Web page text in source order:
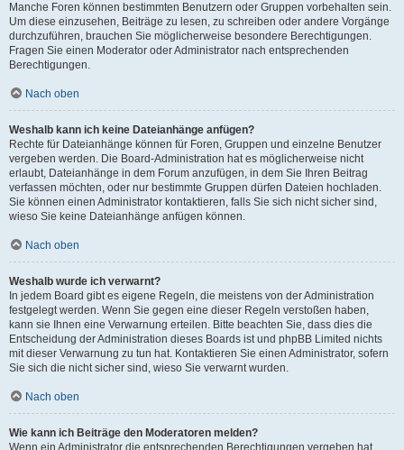
Manche Foren können bestimmten Benutzern oder Gruppen vorbehalten sein.
Um diese einzusehen, Beiträge zu lesen, zu schreiben oder andere Vorgänge
durchzuführen, brauchen Sie möglicherweise besondere Berechtigungen.
Fragen Sie einen Moderator oder Administrator nach entsprechenden
Berechtigungen.
Nach oben
Weshalb kann ich keine Dateianhänge anfügen?
Rechte für Dateianhänge können für Foren, Gruppen und einzelne Benutzer
vergeben werden. Die Board-Administration hat es möglicherweise nicht
erlaubt, Dateianhänge in dem Forum anzufügen, in dem Sie Ihren Beitrag
verfassen möchten, oder nur bestimmte Gruppen dürfen Dateien hochladen.
Sie können einen Administrator kontaktieren, falls Sie sich nicht sicher sind,
wieso Sie keine Dateianhänge anfügen können.
Nach oben
Weshalb wurde ich verwarnt?
In jedem Board gibt es eigene Regeln, die meistens von der Administration
festgelegt werden. Wenn Sie gegen eine dieser Regeln verstoßen haben,
kann sie Ihnen eine Verwarnung erteilen. Bitte beachten Sie, dass dies die
Entscheidung der Administration dieses Boards ist und phpBB Limited nichts
mit dieser Verwarnung zu tun hat. Kontaktieren Sie einen Administrator, sofern
Sie sich die nicht sicher sind, wieso Sie verwarnt wurden.
Nach oben
Wie kann ich Beiträge den Moderatoren melden?
Wenn ein Administrator die entsprechenden Berechtigungen vergeben hat,